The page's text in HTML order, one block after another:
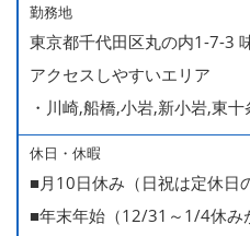
勤務地
東京都千代田区丸の内1-7-3
アクセスしやすいエリア
・川崎,船橋,小岩,新小岩,東十
休日・休暇
■月10日休み（日祝は定休日
■年末年始（12/31～1/4休み